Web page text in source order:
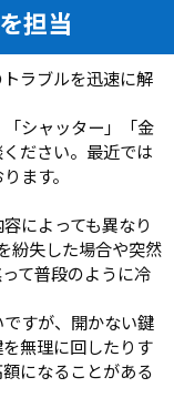
担当
ラブルを迅速に解
「シャッター」「金
ださい。最近では
ます。
によっても異なり
紛失した場合や突然
て普段のように冷
すが、開かない鍵
無理に回したりす
になることがある